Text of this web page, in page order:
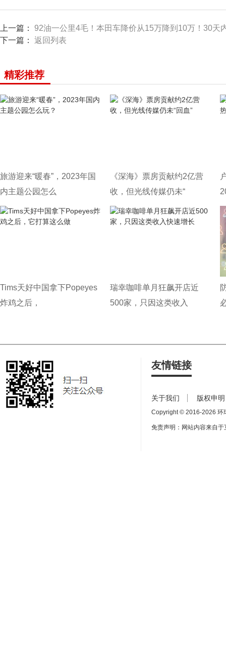
上一篇： 92油一公里4毛！本田车降价从15万降到10万！30天
下一篇： 返回列表
精彩推荐
旅游迎来“暖春”，2023年国
内主题公园怎么
《深海》票房贡献约2亿营
收，但光线传媒仍未“
Tims天好中国拿下Popeyes
炸鸡之后，
瑞幸咖啡单月狂飙开店近
500家，只因这类收入
友情链接
关于我们 版权申明
Copyright © 2016-2026 环
免责声明：网站内容来自